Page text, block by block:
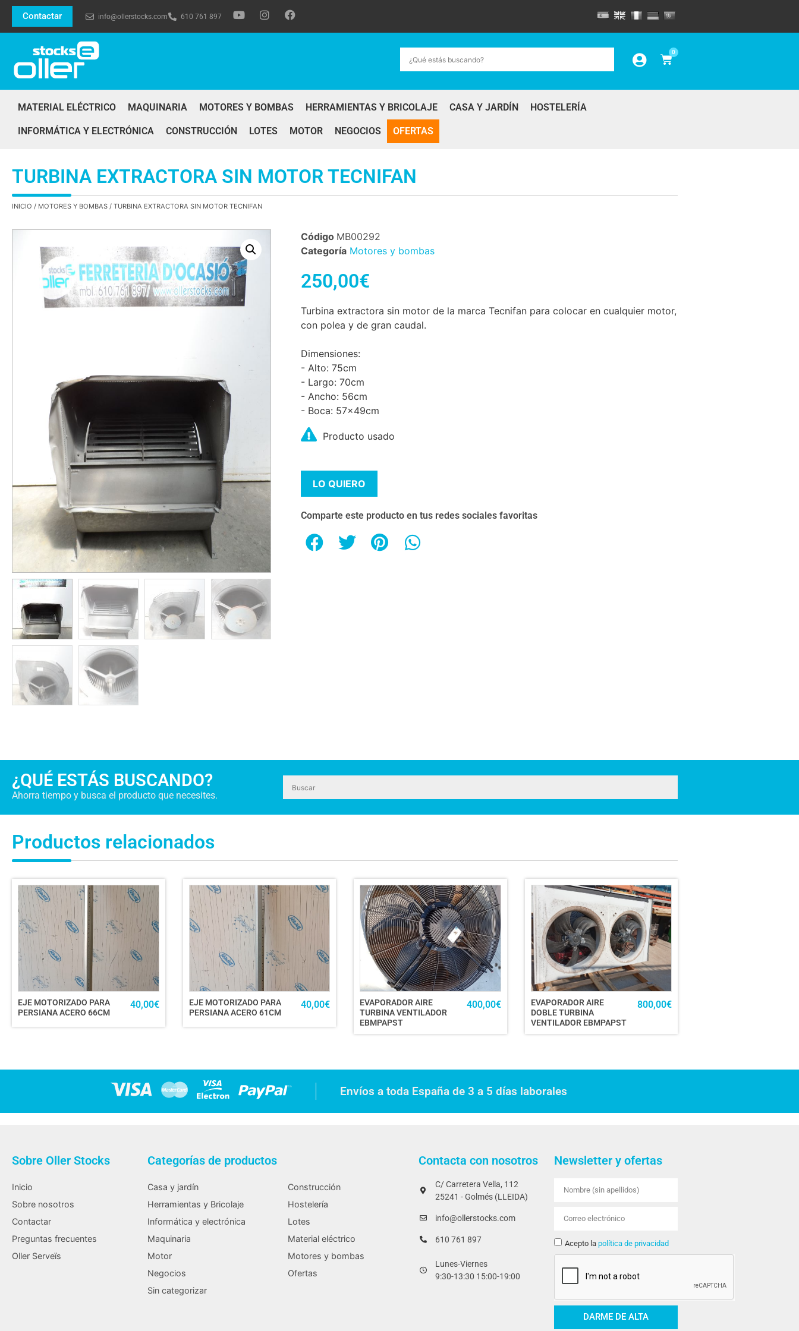
Contactar info@ollerstocks.com 610 761 897
0
MATERIAL ELÉCTRICO MAQUINARIA MOTORES Y BOMBAS HERRAMIENTAS Y BRICOLAJE CASA Y JARDÍN HOSTELERÍA
INFORMÁTICA Y ELECTRÓNICA CONSTRUCCIÓN LOTES MOTOR NEGOCIOS OFERTAS
TURBINA EXTRACTORA SIN MOTOR TECNIFAN
INICIO / MOTORES Y BOMBAS / TURBINA EXTRACTORA SIN MOTOR TECNIFAN
Código MB00292
Categoría Motores y bombas
250,00€
Turbina extractora sin motor de la marca Tecnifan para colocar en cualquier motor,
con polea y de gran caudal.
Dimensiones:
- Alto: 75cm
- Largo: 70cm
- Ancho: 56cm
- Boca: 57x49cm
Producto usado
LO QUIERO
Comparte este producto en tus redes sociales favoritas
¿QUÉ ESTÁS BUSCANDO?
Ahorra tiempo y busca el producto que necesites.
Productos relacionados
EJE MOTORIZADO PARA
PERSIANA ACERO 66CM
40,00€
EJE MOTORIZADO PARA
PERSIANA ACERO 61CM
40,00€
EVAPORADOR AIRE
TURBINA VENTILADOR
EBMPAPST
400,00€
EVAPORADOR AIRE
DOBLE TURBINA
VENTILADOR EBMPAPST
800,00€
Envíos a toda España de 3 a 5 días laborales
Sobre Oller Stocks
Inicio
Sobre nosotros
Contactar
Preguntas frecuentes
Oller Serveïs
Categorías de productos
Casa y jardín
Construcción
Herramientas y Bricolaje
Hostelería
Informática y electrónica
Lotes
Maquinaria
Material eléctrico
Motor
Motores y bombas
Negocios
Ofertas
Sin categorizar
Contacta con nosotros
C/ Carretera Vella, 112
25241 - Golmés (LLEIDA)
info@ollerstocks.com
610 761 897
Lunes-Viernes
9:30-13:30 15:00-19:00
Newsletter y ofertas
Acepto la política de privacidad
DARME DE ALTA